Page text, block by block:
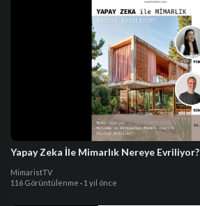
Yapay Zeka İle Mimarlık Nereye Evriliyor?
MimaristTV
116 Görüntülenme · 1 yıl önce